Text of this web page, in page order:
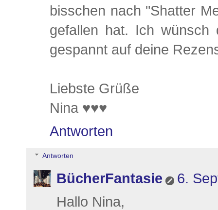
bisschen nach "Shatter
gefallen hat. Ich
gespannt auf deine
Liebste Grüße
Nina ♥♥♥
Antworten
Antworten
BücherFantasie
6.
Hallo Nina,